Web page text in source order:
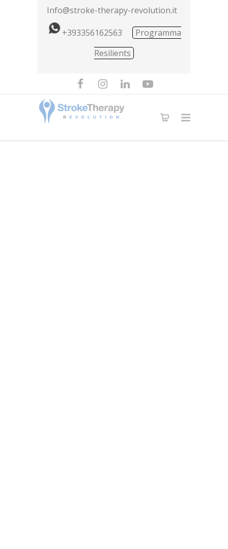
Info@stroke-therapy-revolution.it
+393356162563
Programma
Resilients